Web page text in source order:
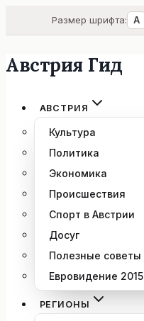
Размер шрифта: А
Перейти
содержимому
Австрия Гид
АВСТРИЯ
Культура
Политика
Экономика
Происшествия
Спорт в Австрии
Досуг
Полезные советы
Евровидение 2015
РЕГИОНЫ